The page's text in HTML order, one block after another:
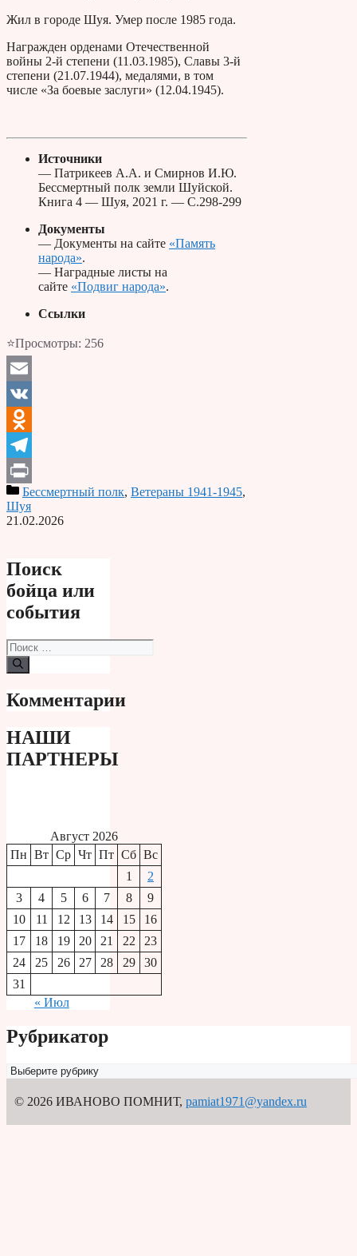
Жил в городе Шуя. Умер после 1985 года.
Награжден орденами Отечественной
войны 2-й степени (11.03.1985), Славы 3-й
степени (21.07.1944), медалями, в том
числе «За боевые заслуги» (12.04.1945).
Источники
— Патрикеев А.А. и Смирнов И.Ю.
Бессмертный полк земли Шуйской.
Книга 4 — Шуя, 2021 г. — С.298-299
Документы
— Документы на сайте «Память
народа».
— Наградные листы на
сайте «Подвиг народа».
Ссылки
⭐Просмотры: 256
Email
VK
Odnoklassniki
Telegram
PrintБессмертный полк, Ветераны 1941-1945,
Шуя
21.02.2026
Поиск
бойца или
события
Поиск:
Комментарии
НАШИ
ПАРТНЕРЫ
Август 2026
Пн Вт Ср Чт Пт Сб Вс
1
2
3
4 5 6 7 8
9
10
11 12 13 14 15
16
17
18 19 20 21 22
23
24
25 26 27 28 29
30
31
« Июл
Рубрикатор
Рубрикатор
© 2026 ИВАНОВО ПОМНИТ, pamiat1971@yandex.ru